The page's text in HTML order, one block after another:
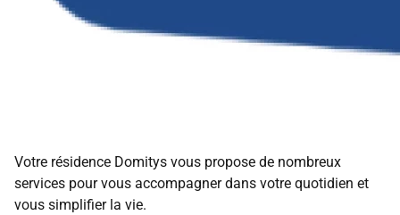
Votre résidence Domitys vous propose de nombreux
services pour vous accompagner dans votre quotidien et
vous simplifier la vie.